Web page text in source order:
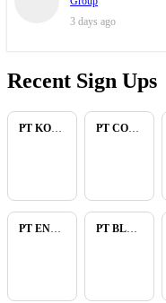
3 days ago
Recent Sign Ups